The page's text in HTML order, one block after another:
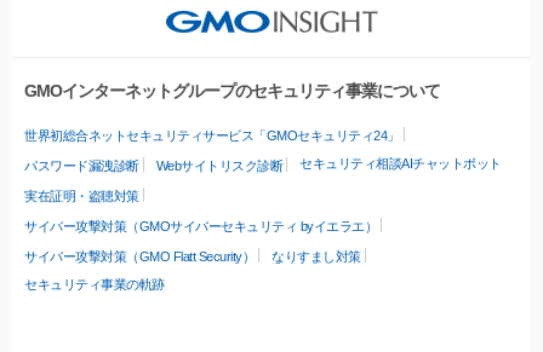
GMOインターネットグループのセキュリティ事業について
世界初総合ネットセキュリティサービス「GMOセキュリティ24」
パスワード漏洩診断 Webサイトリスク診断 セキュリティ相談AIチャットボット
実在証明・盗聴対策
サイバー攻撃対策（GMOサイバーセキュリティ byイエラエ）
サイバー攻撃対策（GMO Flatt Security）
なりすまし対策
セキュリティ事業の軌跡